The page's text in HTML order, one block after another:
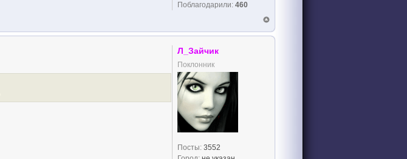
Поблагодарили: 460
Л_Зайчик
Поклонник
Посты: 3552